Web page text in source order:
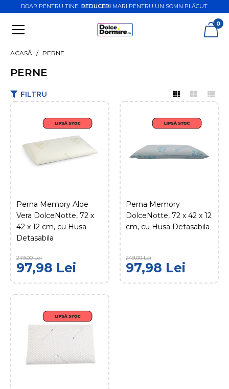
DOAR PENTRU TINE! REDUCERIMARI PENTRU UN SOMN PLĂCUT.
0
ACASĂ PERNE
PERNE
FILTRU
Perna Memory Aloe
Vera DolceNotte, 72 x
42 x 12 cm, cu Husa
Detasabila
249,00 Lei
ADAUGĂ ÎN COŞ
Perna Memory
cm, cu Husa Detasabila
249,00 Lei
Perna Memory Aloe
Vera DolceNotte, 72 x
42 x 12 cm, cu Husa
Detasabila
249,00 Lei
97,98 Lei
Perna Memory
DolceNotte, 72 x 42 x 12
cm, cu Husa Detasabila
249,00 Lei
97,98 Lei